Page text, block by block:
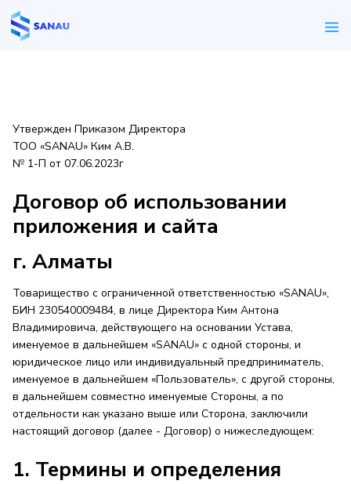
Утвержден Приказом Директора
ТОО «SANAU» Ким А.В.
№ 1-П от 07.06.2023г
Договор об использовании
приложения и сайта
г. Алматы
Товарищество с ограниченной ответственностью «SANAU»,
БИН 230540009484, в лице Директора Ким Антона
Владимировича, действующего на основании Устава,
именуемое в дальнейшем «SANAU» с одной стороны, и
юридическое лицо или индивидуальный предприниматель,
именуемое в дальнейшем «Пользователь», с другой стороны,
в дальнейшем совместно именуемые Стороны, а по
отдельности как указано выше или Сторона, заключили
настоящий договор (далее - Договор) о нижеследующем:
1. Термины и определения